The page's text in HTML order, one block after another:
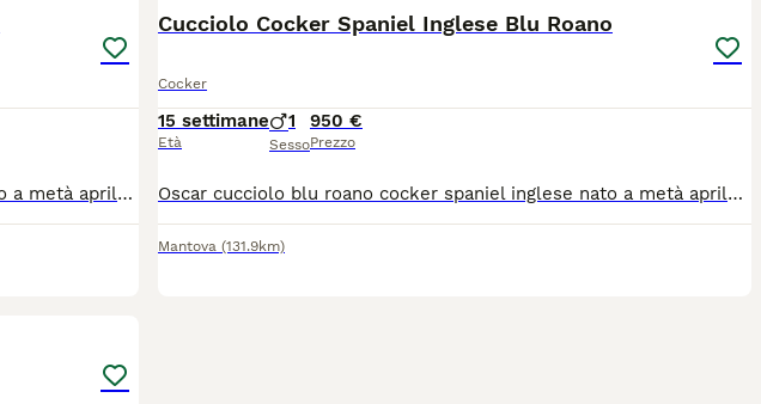
Biagio cucciolo blu roano cocker spaniel inglese nato a metà aprile e pronto ad entrare in famiglia. Futura taglia medio piccola. Doppia vaccinazione eseguita, doppia sverminazione fatta, microchippato, Pedigree, socializzato, affettuosissimo e di sana costituzione. Genitori sani e certificati entrambi e visibili perché di nostra proprietà, provenienti da 2 importanti e storici allevamenti italiani riconosciuti ENCI. Disponibile da subito. Prezzo trattabile.
Cucciolo Cocker Spaniel Inglese Blu Roano
Cocker
15 settimane
Età
1
Sesso
950 €
Prezzo
Oscar cucciolo blu roano cocker spaniel inglese nato a metà aprile e pronto ad entrare in famiglia. Futura taglia medio piccola. Doppia vaccinazione eseguita, doppia sverminazione fatta, microchippato, Pedigree, socializzato, affettuosissimo e di sana costituzione. Genitori sani e certificati entrambi e visibili perché di nostra proprietà, provenienti da 2 importanti e storici allevamenti italiani riconosciuti ENCI. Disponibile da subito.
Mantova (131.9km)